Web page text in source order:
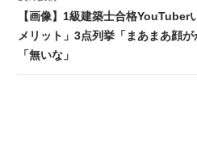
【画像】1級建築士合格YouTuber
メリット」3点列挙「まあまあ顔
「無いな」